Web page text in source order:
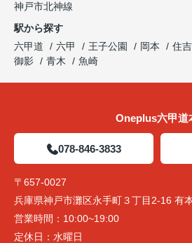
神戸市北神線
駅から探す
六甲道
六甲 王子公園 岡本 住吉
御影
青木 魚崎
Oneplus六甲道
078-846-3833
〒657-0027
兵庫県神戸市灘区永手町３丁目2-16 有
営業時間： 10:00~19:00
定休日： 水曜日